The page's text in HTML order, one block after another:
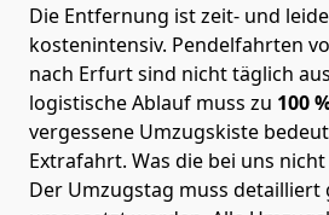
Die Entfernung ist zeit- und
kostenintensiv. Pendelfahrten
nach Erfurt sind nicht täglich
logistische Ablauf muss zu 100
vergessene Umzugskiste
Extrafahrt. Was die bei uns
Der Umzugstag muss detailliert